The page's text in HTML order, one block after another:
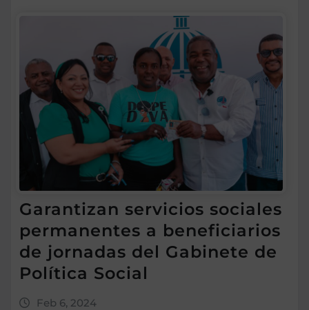
Garantizan servicios sociales
permanentes a beneficiarios
de jornadas del Gabinete de
Política Social
Feb 6, 2024